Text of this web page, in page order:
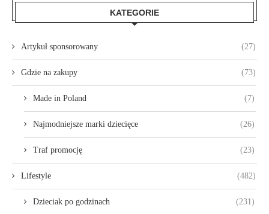
KATEGORIE
Artykuł sponsorowany (27)
Gdzie na zakupy (73)
Made in Poland (7)
Najmodniejsze marki dziecięce (26)
Traf promocję (23)
Lifestyle (482)
Dzieciak po godzinach (231)